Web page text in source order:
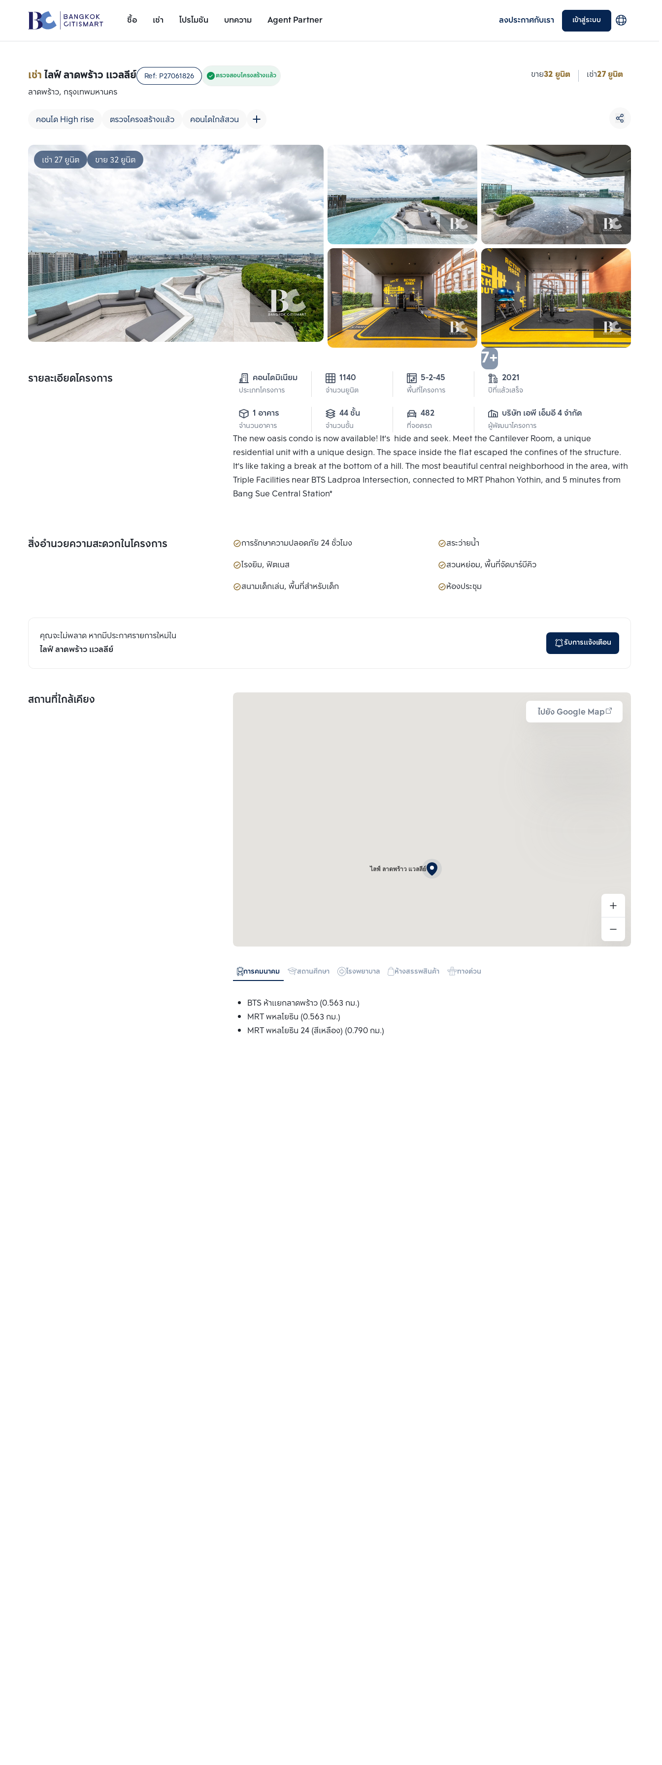
ซื้อ เช่า โปรโมชัน บทความ Agent Partner ลงประกาศกับเรา เข้าสู่ระบบ
รายละเอียดโครงการ
เช่าไลฟ์ ลาดพร้าว แวลลีย์ Ref: P27061826 ตรวจสอบโครงสร้างแล้ว
ลาดพร้าว, กรุงเทพมหานคร
คอนโด High rise ตรวจโครงสร้างแล้ว คอนโดใกล้สวน
ขาย32 ยูนิต เช่า27 ยูนิต
7+
เช่า 27 ยูนิต ขาย 32 ยูนิต
รายละเอียดโครงการ คอนโดมิเนียม
ประเภทโครงการ
1140
จำนวนยูนิต
5-2-45
พื้นที่โครงการ
2021
ปีที่แล้วเสร็จ
1 อาคาร
จำนวนอาคาร
44 ชั้น
จำนวนชั้น
482
ที่จอดรถ
บริษัท เอพี เอ็มอี 4 จำกัด
ผู้พัฒนาโครงการ
The new oasis condo is now available! It's hide and seek. Meet the Cantilever Room, a unique
residential unit with a unique design. The space inside the flat escaped the confines of the structure.
It's like taking a break at the bottom of a hill. The most beautiful central neighborhood in the area, with
Triple Facilities near BTS Ladproa Intersection, connected to MRT Phahon Yothin, and 5 minutes from
Bang Sue Central Station*
สิ่งอำนวยความสะดวกในโครงการ การรักษาความปลอดภัย 24 ชั่วโมง
สระว่ายน้ำ
โรงยิม, ฟิตเนส
สวนหย่อม, พื้นที่จัดบาร์บีคิว
สนามเด็กเล่น, พื้นที่สำหรับเด็ก
ห้องประชุม
คุณจะไม่พลาด หากมีประกาศรายการใหม่ใน
ไลฟ์ ลาดพร้าว แวลลีย์
รับการแจ้งเตือน
สถานที่ใกล้เคียง
ไปยัง Google Map
ไลฟ์ ลาดพร้าว แวลลีย์
การคมนาคม สถานศึกษา โรงพยาบาล ห้างสรรพสินค้า ทางด่วน
BTS ห้าแยกลาดพร้าว (0.563 กม.)
MRT พหลโยธิน (0.563 กม.)
MRT พหลโยธิน 24 (สีเหลือง) (0.790 กม.)
เพิ่มยูนิตเปรียบเทียบ
รายการที่ 2
เพิ่มยูนิตเปรียบเทียบ
รายการที่ 3
เลือกยูนิตเพื่อเปรียบเทียบ
เลือกได้สูงสุด 3 รายการ
เปรียบเทียบ
ลบทั้งหมด